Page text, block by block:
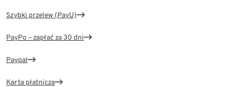
Szybki przelew (PayU)
PayPo – zapłać za 30 dni
Paypal
Karta płatnicza